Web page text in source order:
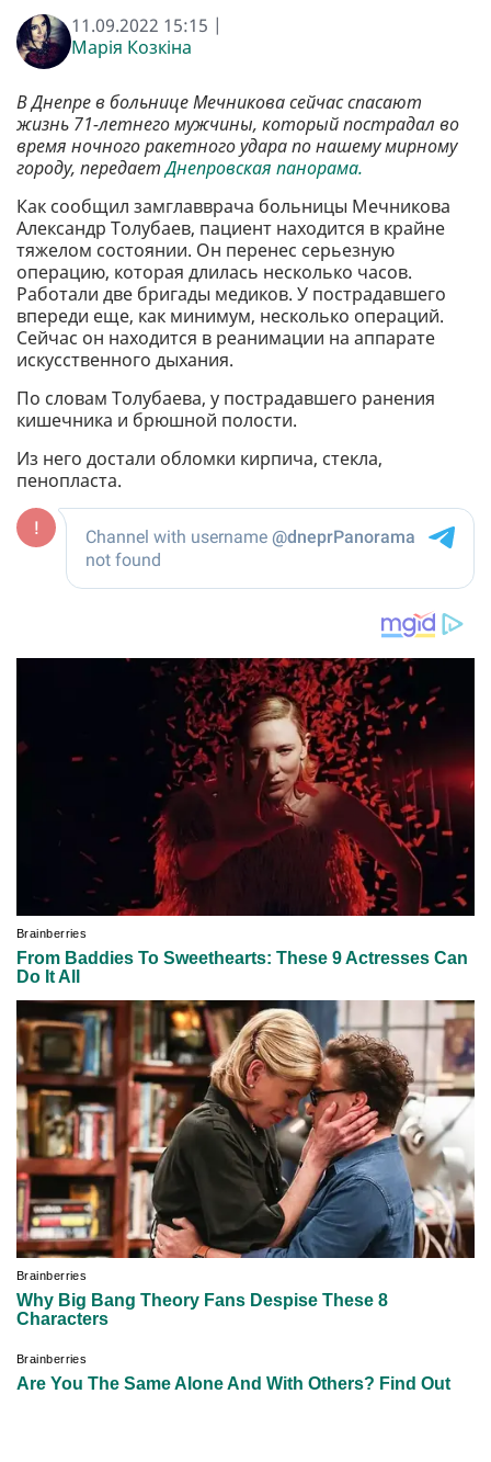
11.09.2022 15:15 |
Марія Козкіна
В Днепре в больнице Мечникова сейчас спасают
жизнь 71-летнего мужчины, который пострадал во
время ночного ракетного удара по нашему мирному
городу, передаетДнепровская панорама.
Как сообщил замглавврача больницы Мечникова
Александр Толубаев, пациент находится в крайне
тяжелом состоянии. Он перенес серьезную
операцию, которая длилась несколько часов.
Работали две бригады медиков. У пострадавшего
впереди еще, как минимум, несколько операций.
Сейчас он находится в реанимации на аппарате
искусственного дыхания.
По словам Толубаева, у пострадавшего ранения
кишечника и брюшной полости.
Из него достали обломки кирпича, стекла,
пенопласта.